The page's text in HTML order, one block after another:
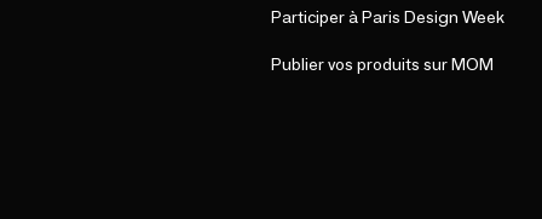
Participer à Paris Design Week
Publier vos produits sur MOM